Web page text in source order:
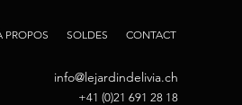
PROPOS SOLDES CONTACT
info@lejardindelivia.ch
+41 (0)21 691 28 18